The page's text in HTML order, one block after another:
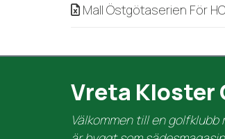
Mall Östgötaserien För
Vreta Kloster
Välkommen till en